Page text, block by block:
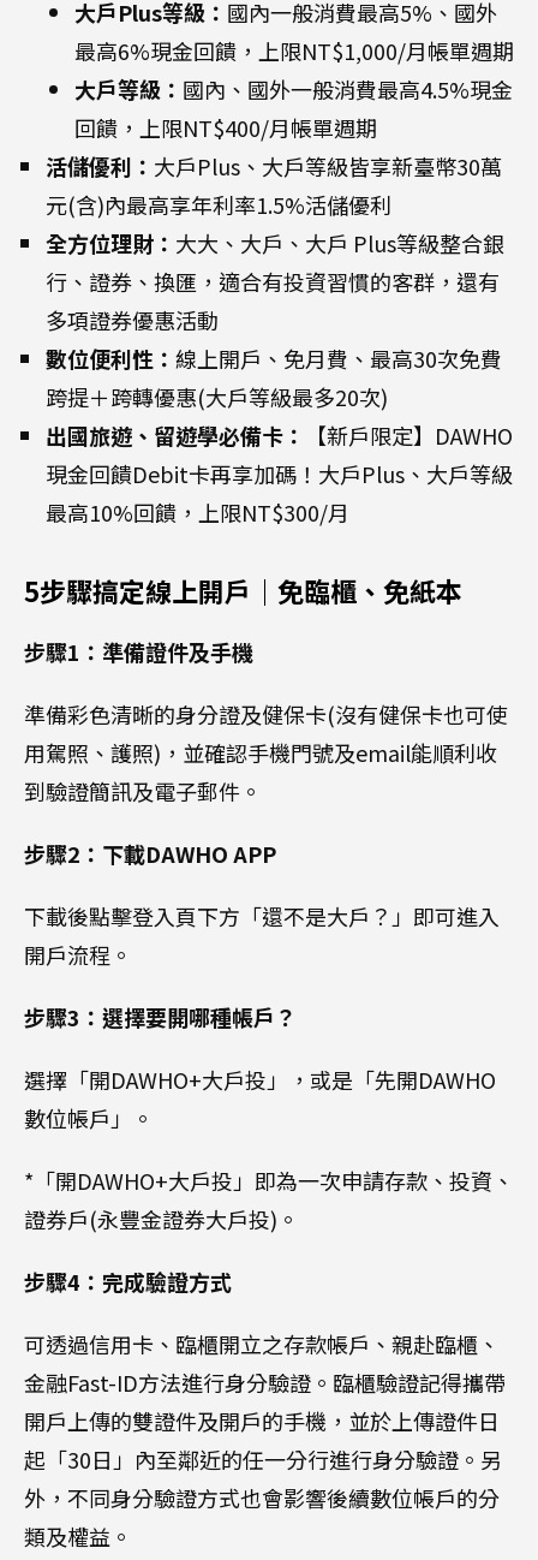
大戶Plus等級： 國內一般消費最高5%、國外
最高6%現金回饋，上限NT$1,000/月帳單週期
大戶等級： 國內、國外一般消費最高4.5%現金
回饋，上限NT$400/月帳單週期
活儲優利： 大戶Plus、大戶等級皆享新臺幣30萬
元(含)內最高享年利率1.5%活儲優利
全方位理財： 大大、大戶、大戶 Plus等級整合銀
行、證券、換匯，適合有投資習慣的客群，還有
多項證券優惠活動
數位便利性： 線上開戶、免月費、最高30次免費
跨提＋跨轉優惠(大戶等級最多20次)
出國旅遊、留遊學必備卡：
【新戶限定】DAWHO
現金回饋Debit卡再享加碼！大戶Plus、大戶等級
最高10%回饋，上限NT$300/月
5步驟搞定線上開戶｜免臨櫃、免紙本
步驟1：準備證件及手機
準備彩色清晰的身分證及健保卡(沒有健保卡也可使
用駕照、護照)，並確認手機門號及email能順利收
到驗證簡訊及電子郵件。
步驟2：下載DAWHO APP
下載後點擊登入頁下方「還不是大戶？」即可進入
開戶流程。
步驟3：選擇要開哪種帳戶？
選擇「開DAWHO+大戶投」，或是「先開DAWHO
數位帳戶」。
*「開DAWHO+大戶投」即為一次申請存款、投資、
證券戶(永豐金證券大戶投)。
步驟4：完成驗證方式
可透過信用卡、臨櫃開立之存款帳戶、親赴臨櫃、
金融Fast-ID方法進行身分驗證。臨櫃驗證記得攜帶
開戶上傳的雙證件及開戶的手機，並於上傳證件日
起「30日」內至鄰近的任一分行進行身分驗證。另
外，不同身分驗證方式也會影響後續數位帳戶的分
類及權益。